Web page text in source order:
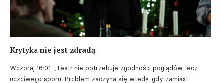
Krytyka nie jest zdradą
Wczoraj 16:01
„Teatr nie potrzebuje zgodności poglądów, lecz
uczciwego sporu. Problem zaczyna się wtedy, gdy zamiast